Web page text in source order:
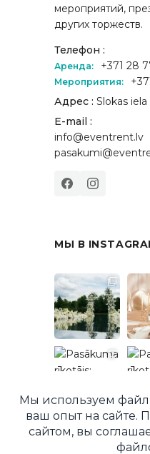
мероприятий,
других торжеств.
Телефон :
Аренда: +371 28
Мероприятия:
Адрес : Slokas
E-mail :
info@eventrent.lv
МЫ В